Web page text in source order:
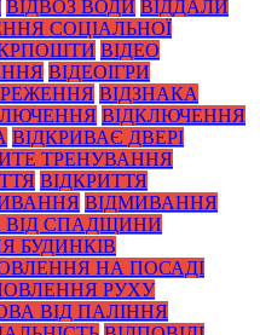
ВІДВОЗ ВОДИ ВІДДАЛИ
СОЦІАЛЬНОЇ
ВІДЕО
ВІДЕОІГРИ
ВІДЗНАКА
ВІДКЛЮЧЕННЯ
ВІДКРИВАЄ ДВЕРІ
ТРЕНУВАННЯ
ВІДКРИТТЯ
ВІДМИВАННЯ
ВІД СПАДЩИНИ
БУДИНКІВ
НА ПОСАДІ
РУХУ
ВІД ПАЛІННЯ